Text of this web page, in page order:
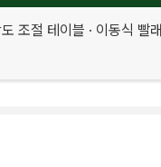
조절 테이블 · 이동식 빨래